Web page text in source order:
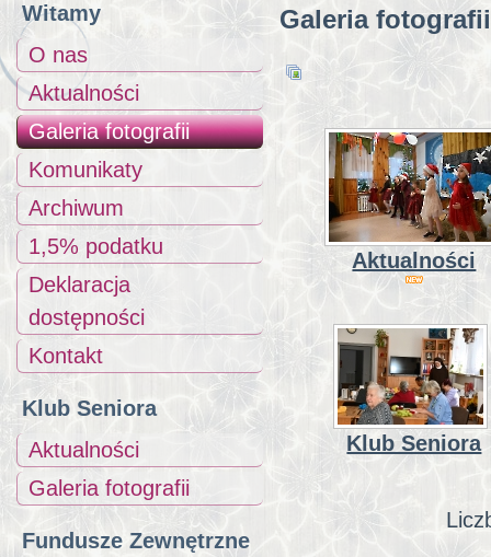
Witamy
O nas
Aktualności
Galeria fotografii
Komunikaty
Archiwum
1,5% podatku
Deklaracja
dostępności
Kontakt
Klub Seniora
Aktualności
Galeria fotografii
Fundusze Zewnętrzne
Galeria fotografii
Aktualności
Klub Seniora